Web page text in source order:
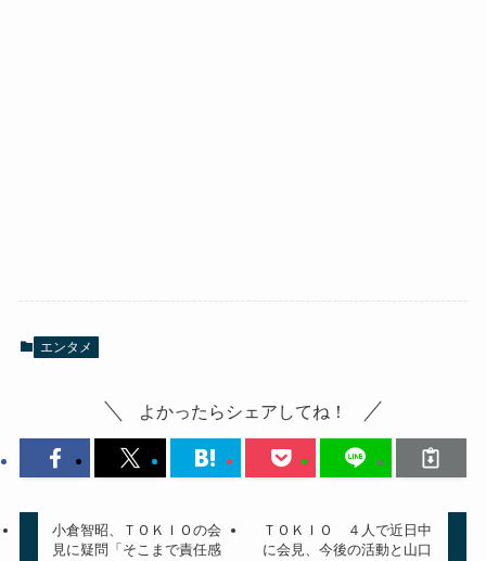
エンタメ
よかったらシェアしてね！
小倉智昭、ＴＯＫＩＯの会
見に疑問「そこまで責任感
ＴＯＫＩＯ ４人で近日中
に会見、今後の活動と山口